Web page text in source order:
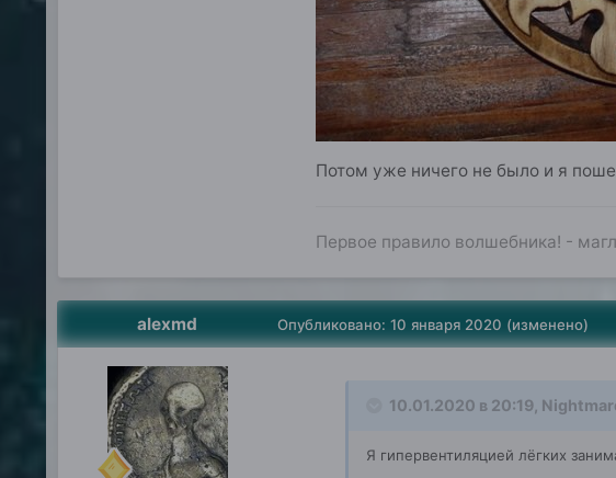
Потом уже ничего не было и я
Первое правило волшебника! -
alexmd Опубликовано: 10 января 2020 (изменено)
10.01.2020 в 20:19,
Я гипервентиляцией лёгких